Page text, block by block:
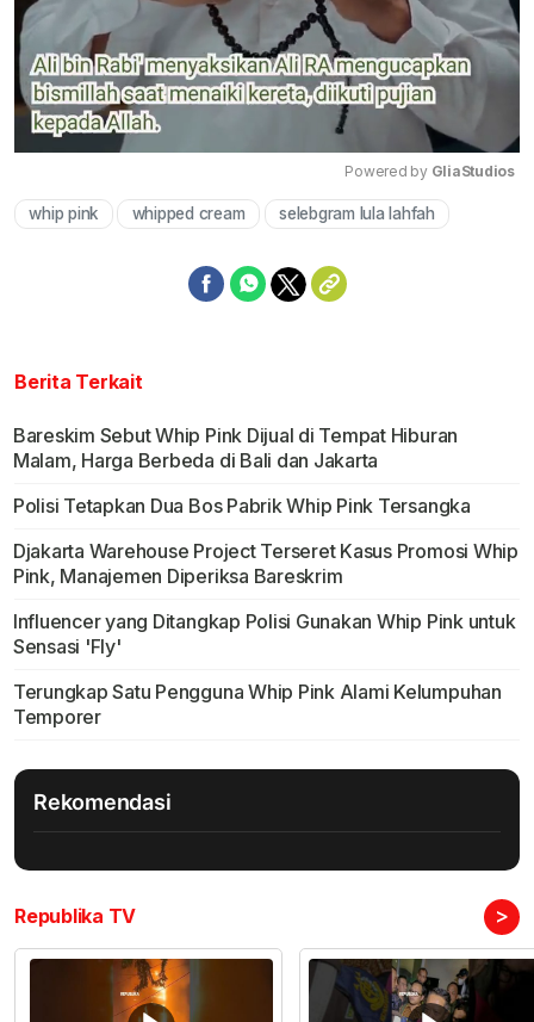
Mute
Powered by GliaStudios
whip pink whipped cream selebgram lula lahfah
Berita Terkait
Bareskim Sebut Whip Pink Dijual di Tempat Hiburan
Malam, Harga Berbeda di Bali dan Jakarta
Polisi Tetapkan Dua Bos Pabrik Whip Pink Tersangka
Djakarta Warehouse Project Terseret Kasus Promosi Whip
Pink, Manajemen Diperiksa Bareskrim
Influencer yang Ditangkap Polisi Gunakan Whip Pink untuk
Sensasi 'Fly'
Terungkap Satu Pengguna Whip Pink Alami Kelumpuhan
Temporer
Rekomendasi
Republika TV >